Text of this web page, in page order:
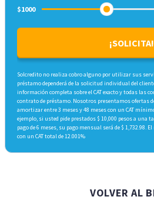
¡SOLICITA!
Solcredito no realiza cobro alguno por utilizar sus
préstamo dependerá de la solicitud individual del
información completa sobre el CAT exacto y todas las
contrato de préstamo. Nosotros presentamos ofertas
amortizar entre 3 meses y 48 meses con un CAT
ejemplo, si usted pide prestados $ 10,000 pesos a una
pago de 6 meses, su pago mensual será de $ 1,732.98.
con un CAT total de 12.001%
VOLVER AL